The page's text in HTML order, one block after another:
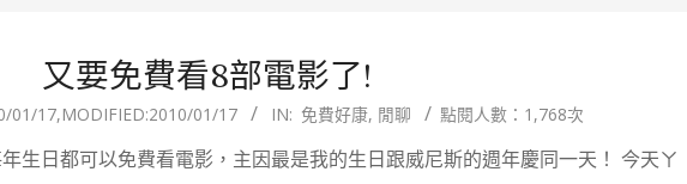
又要免費看8部電影了!
01/17,MODIFIED:2010/01/17 IN: 免費好康, 閒聊 點閱人數：1,768次
生日都可以免費看電影，主因最是我的生日跟威尼斯的週年慶同一天！ 今天ㄚ